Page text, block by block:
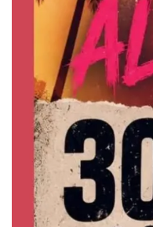
Zajęcia przy
Jaworzynka
5.37 km